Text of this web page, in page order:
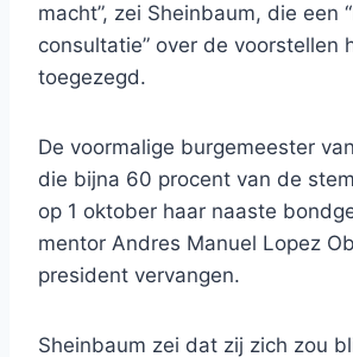
macht”, zei Sheinbaum, die een
consultatie” over de voorstellen
toegezegd.
De voormalige burgemeester
die bijna 60 procent van de
op 1 oktober haar naaste
mentor Andres Manuel Lopez
president vervangen.
Sheinbaum zei dat zij zich zou